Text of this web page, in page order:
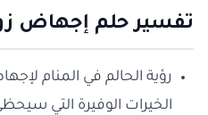
تفسير حلم إجهاض
رؤية الحالم في المنام
الخيرات الوفيرة التي